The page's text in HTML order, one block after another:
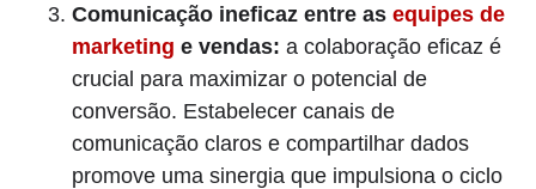
Comunicação ineficaz entre as equipes de
marketing e vendas: a colaboração eficaz é
crucial para maximizar o potencial de
conversão. Estabelecer canais de
comunicação claros e compartilhar dados
promove uma sinergia que impulsiona o ciclo